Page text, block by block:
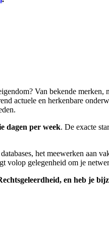
Van bekende
actuele en herkenbare
dagen per week. De exacte
het meewerken
volop gelegenheid om je
en heb je